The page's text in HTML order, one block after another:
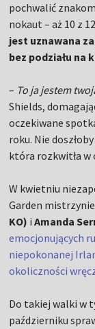
pochwalić
nokaut – aż 10 z
jest uznawana
bez podziału na
– To ja jestem
Shields,
oczekiwane
roku. Nie
która rozkwitła w
W kwietniu
Garden
KO) iAmanda
emocjonujących
niepokonanej
okoliczności
Do takiej walki w
październiku